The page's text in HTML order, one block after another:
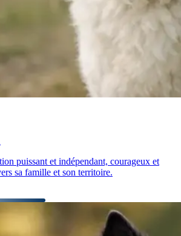
puissant et indépendant, courageux et
sa famille et son territoire.